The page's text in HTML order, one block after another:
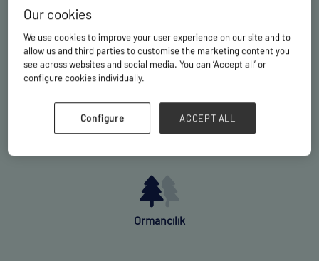
Ormancılık
Our cookies
We use cookies to improve your user experience on our site and to
allow us and third parties to customise the marketing content you
see across websites and social media. You can ‘Accept all’ or
configure cookies individually.
Configure ACCEPT ALL